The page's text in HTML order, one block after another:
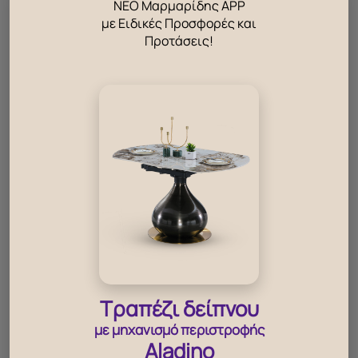
ΝΕΟ Μαρμαρίδης APP
με Ειδικές Προσφορές και
Προτάσεις!
Τραπέζι δείπνου
με μηχανισμό περιστροφής
Aladino